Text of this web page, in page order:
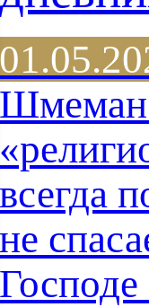
всегда
не
Господе